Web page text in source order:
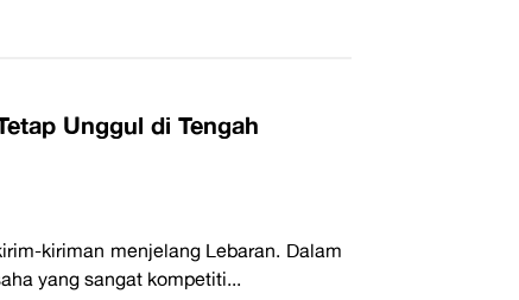
Unggul di Tengah
kiriman menjelang Lebaran. Dalam
yang sangat kompetiti...